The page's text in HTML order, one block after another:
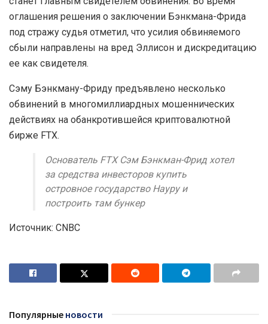
оглашения решения о заключении Бэнкмана-Фрида
под стражу судья отметил, что усилия обвиняемого
сбыли направлены на вред Эллисон и дискредитацию
ее как свидетеля.
Сэму Бэнкману-Фриду предъявлено несколько
обвинений в многомиллиардных мошеннических
действиях на обанкротившейся криптовалютной
бирже FTX.
Основатель FTX Сэм Бэнкман-Фрид хотел
за средства инвесторов купить
островное государство Науру и
построить там бункер
Источник: CNBC
Популярные новости